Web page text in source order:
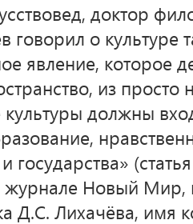
доктор
говорил о культуре
явление, которое
из
должны
государства»
журнале Новый Мир,
Д.С. Лихачёва, имя